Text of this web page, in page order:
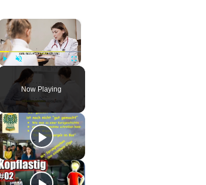
×
Unmute Fullscreen
Now Playing